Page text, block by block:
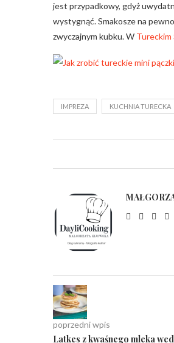
jest przypadkowy, gdyż
wystygnąć. Smakosze na
zwyczajnym kubku. W Tureckim
IMPREZA KUCHNIA TURECKA
poprzedni wpis
Latkes z kwaśnego mleka